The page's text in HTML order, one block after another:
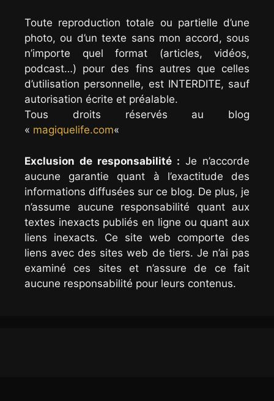
Toute reproduction totale ou partielle d’une
photo, ou d’un texte sans mon accord, sous
n’importe quel format (articles, vidéos,
podcast…) pour des fins autres que celles
d’utilisation personnelle, est INTERDITE, sauf
autorisation écrite et préalable.
Tous droits réservés au blog
« magiquelife.com«
Exclusion de responsabilité : Je n’accorde
aucune garantie quant à l’exactitude des
informations diffusées sur ce blog. De plus, je
n’assume aucune responsabilité quant aux
textes inexacts publiés en ligne ou quant aux
liens inexacts. Ce site web comporte des
liens avec des sites web de tiers. Je n’ai pas
examiné ces sites et n’assure de ce fait
aucune responsabilité pour leurs contenus.